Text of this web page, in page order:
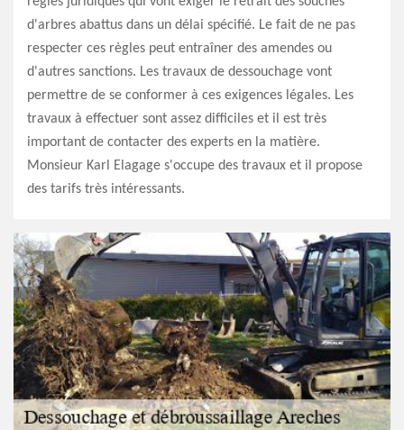
d'arbres abattus dans un délai spécifié. Le fait de ne pas
respecter ces règles peut entraîner des amendes ou
d'autres sanctions. Les travaux de dessouchage vont
permettre de se conformer à ces exigences légales. Les
travaux à effectuer sont assez difficiles et il est très
important de contacter des experts en la matière.
Monsieur Karl Elagage s'occupe des travaux et il propose
des tarifs très intéressants.